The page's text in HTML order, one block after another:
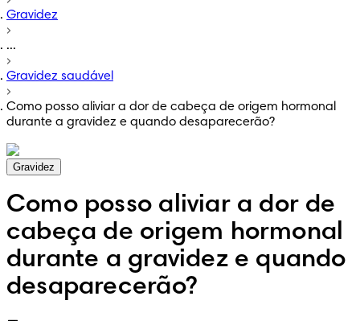
Gravidez
...
Gravidez saudável
Como posso aliviar a dor de cabeça de origem hormonal
durante a gravidez e quando desaparecerão?
Gravidez
Como posso aliviar a dor de
cabeça de origem hormonal
durante a gravidez e quando
desaparecerão?